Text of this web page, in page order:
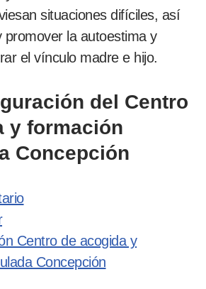
situaciones difíciles, así
promover la autoestima y
el vínculo madre e hijo.
del Centro
y formación
Concepción
Centro de acogida y
Concepción